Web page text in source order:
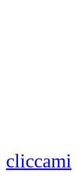
cliccami